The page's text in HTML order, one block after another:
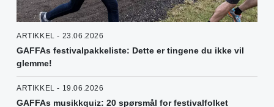
ARTIKKEL - 23.06.2026
GAFFAs festivalpakkeliste: Dette er tingene du ikke vil
glemme!
ARTIKKEL - 19.06.2026
GAFFAs musikkquiz: 20 spørsmål for festivalfolket